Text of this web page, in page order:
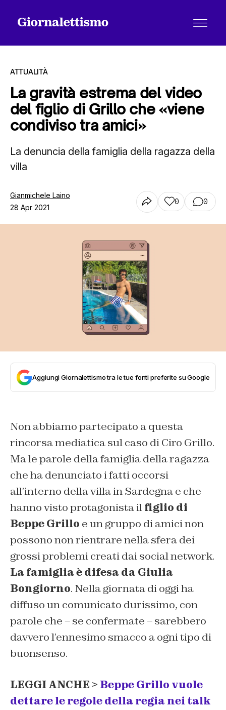
Tutti gli articoli
Chi siamo
Contatti
ATTUALITÀ
La gravità estrema del video
del figlio di Grillo che «viene
condiviso tra amici»
La denuncia della famiglia della ragazza della
villa
Gianmichele Laino
28 Apr 2021
0 0
Aggiungi Giornalettismo tra le tue fonti preferite su Google
Non abbiamo partecipato a questa
rincorsa mediatica sul caso di Ciro Grillo.
Ma le parole della famiglia della ragazza
che ha denunciato i fatti occorsi
all’interno della villa in Sardegna e che
hanno visto protagonista ilfiglio di
Beppe Grillo e un gruppo di amici non
possono non rientrare nella sfera dei
grossi problemi creati dai social network.
La famiglia è difesa da Giulia
Bongiorno. Nella giornata di oggi ha
diffuso un comunicato durissimo, con
parole che – se confermate – sarebbero
davvero l’ennesimo smacco a ogni tipo di
buonsenso.
LEGGI ANCHE > Beppe Grillo vuole
dettare le regole della regia nei talk